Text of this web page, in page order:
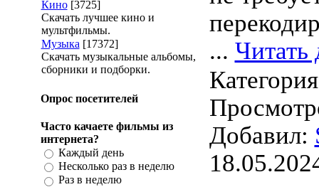
Кино [3725]
Скачать лучшее кино и
мультфильмы.
Музыка [17372]
Скачать музыкальные альбомы,
сборники и подборки.
Опрос посетителей
Часто качаете фильмы из
интернета?
Каждый день
Несколько раз в неделю
Раз в неделю
... Читать
Добавил: